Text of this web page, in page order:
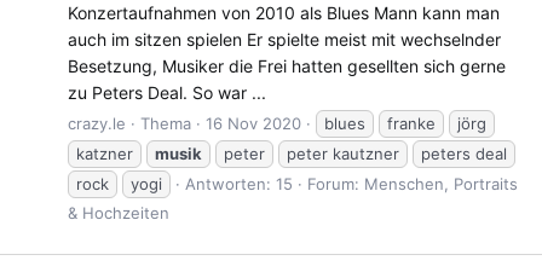
Konzertaufnahmen von 2010 als Blues Mann kann man
auch im sitzen spielen Er spielte meist mit wechselnder
Besetzung, Musiker die Frei hatten gesellten sich gerne
zu Peters Deal. So war ...
crazy.le Thema 16 Nov 2020 blues franke
jörg
katzner
musik peter peter kautzner
peters deal
rock
yogi Antworten: 15 Forum: Menschen, Portraits
& Hochzeiten